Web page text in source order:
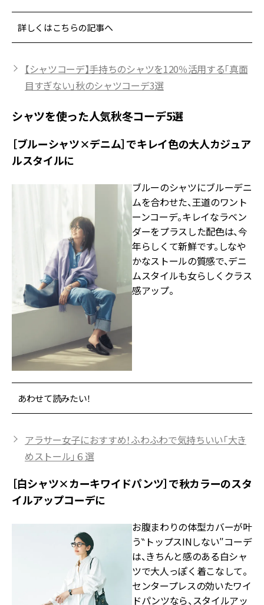
詳しくはこちらの記事へ
【シャツコーデ】手持ちのシャツを120％活用する「真面
目すぎない」秋のシャツコーデ3選
シャツを使った人気秋冬コーデ5選
［ブルーシャツ×デニム］でキレイ色の大人カジュア
ルスタイルに
ブルーのシャツにブルーデニ
ムを合わせた、王道のワント
ーンコーデ。キレイなラベン
ダーをプラスした配色は、今
年らしくて新鮮です。しなや
かなストールの質感で、デニ
ムスタイルも女らしくクラス
感アップ。
あわせて読みたい！
アラサー女子におすすめ！ふわふわで気持ちいい「大き
めストール」６選
［白シャツ×カーキワイドパンツ］で秋カラーのスタ
イルアップコーデに
お腹まわりの体型カバーが叶
う‶トップスINしない″コーデ
は、きちんと感のある白シャ
ツで大人っぽく着こなして。
センタープレスの効いたワイ
ドパンツなら、スタイルアッ